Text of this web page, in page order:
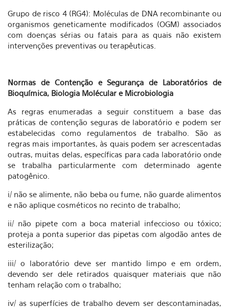
Grupo de risco 4 (RG4): Moléculas de DNA recombinante ou
organismos geneticamente modificados (OGM) associados
com doenças sérias ou fatais para as quais não existem
intervenções preventivas ou terapêuticas.
Normas de Contenção e Segurança de Laboratórios de
Bioquímica, Biologia Molécular e Microbiologia
As regras enumeradas a seguir constituem a base das
práticas de contenção seguras de laboratório e podem ser
estabelecidas como regulamentos de trabalho. São as
regras mais importantes, às quais podem ser acrescentadas
outras, muitas delas, específicas para cada laboratório onde
se trabalha particularmente com determinado agente
patogênico.
i/ não se alimente, não beba ou fume, não guarde alimentos
e não aplique cosméticos no recinto de trabalho;
ii/ não pipete com a boca material infeccioso ou tóxico;
proteja a ponta superior das pipetas com algodão antes de
esterilização;
iii/ o laboratório deve ser mantido limpo e em ordem,
devendo ser dele retirados quaisquer materiais que não
tenham relação com o trabalho;
iv/ as superfícies de trabalho devem ser descontaminadas,